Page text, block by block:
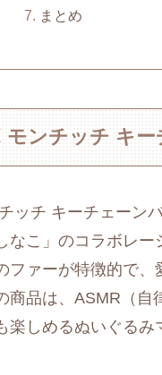
まとめ
モンチッチ キ
ッチ キーチェーン
なこ」のコラボレ
ファーが特徴的で
商品は、ASMR（
楽しめるぬいぐる